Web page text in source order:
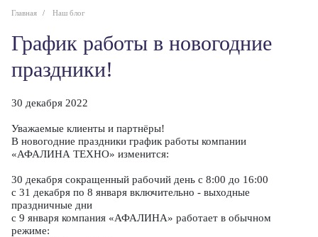
Главная Наш блог
График работы в новогодние
праздники!
30 декабря 2022
Уважаемые клиенты и партнёры!
В новогодние праздники график работы компании
«АФАЛИНА ТЕХНО» изменится:
30 декабря сокращенный рабочий день с 8:00 до 16:00
с 31 декабря по 8 января включительно - выходные
праздничные дни
с 9 января компания «АФАЛИНА» работает в обычном
режиме: